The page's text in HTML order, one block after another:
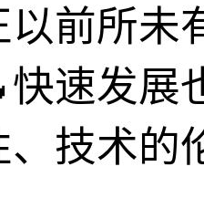
以前所未
快速发展
、技术的